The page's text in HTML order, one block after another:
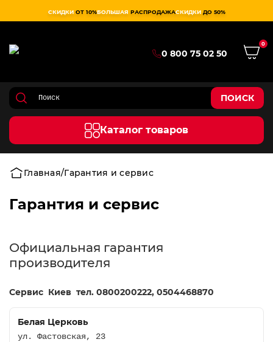
СКИДКИ ОТ 10%БОЛЬШАЯ РАСПРОДАЖАСКИДКИ ДО 50%
0 800 75 02 50
0
ПОИСК
Каталог товаров
Главная Гарантия и сервис
Гарантия и сервис
Официальная гарантия
производителя
Cервис Киев тел. 0800200222, 0504468870
Белая Церковь
ул. Фастовская, 23